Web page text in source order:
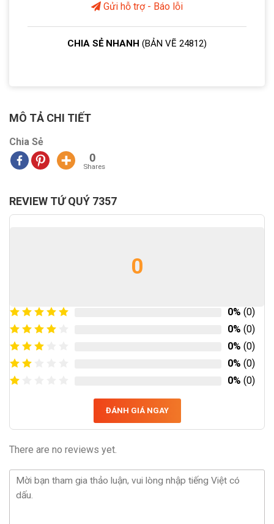
Gửi hỗ trợ - Báo lỗi
CHIA SẺ NHANH (BẢN VẼ 24812)
MÔ TẢ CHI TIẾT
Chia Sẻ
0
Shares
REVIEW TỨ QUÝ 7357
0
0% (0)
0% (0)
0% (0)
0% (0)
0% (0)
ĐÁNH GIÁ NGAY
There are no reviews yet.